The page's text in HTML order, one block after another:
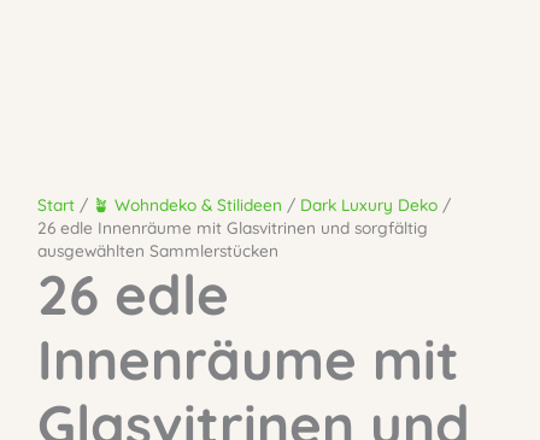
Start 🪴 Wohndeko & Stilideen
Dark Luxury Deko
26 edle Innenräume mit Glasvitrinen und sorgfältig
ausgewählten Sammlerstücken
26 edle
Innenräume mit
Glasvitrinen und